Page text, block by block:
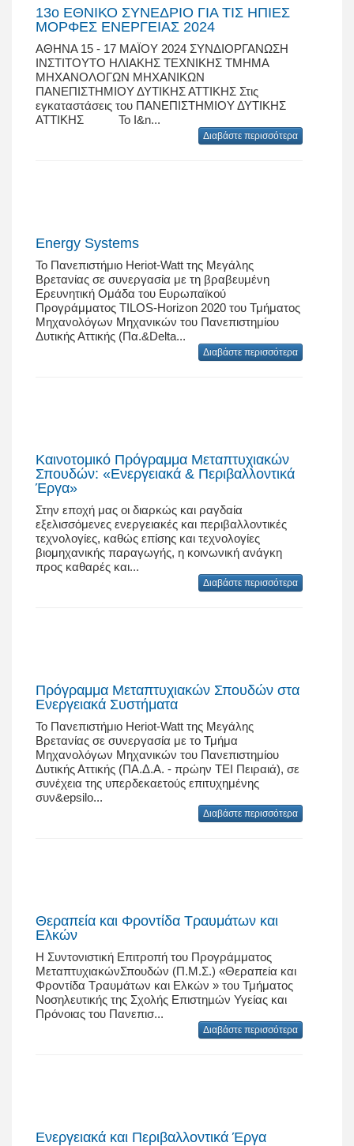
13ο ΕΘΝΙΚΟ ΣΥΝΕΔΡΙΟ ΓΙΑ ΤΙΣ ΗΠΙΕΣ
ΜΟΡΦΕΣ ΕΝΕΡΓΕΙΑΣ 2024
ΑΘΗΝΑ 15 - 17 ΜΑΪΟΥ 2024 ΣΥΝΔΙΟΡΓΑΝΩΣΗ
ΙΝΣΤΙΤΟΥΤΟ ΗΛΙΑΚΗΣ ΤΕΧΝΙΚΗΣ ΤΜΗΜΑ
ΜΗΧΑΝΟΛΟΓΩΝ ΜΗΧΑΝΙΚΩΝ
ΠΑΝΕΠΙΣΤΗΜΙΟΥ ΔΥΤΙΚΗΣ ΑΤΤΙΚΗΣ Στις
εγκαταστάσεις του ΠΑΝΕΠΙΣΤΗΜΙΟΥ ΔΥΤΙΚΗΣ
ΑΤΤΙΚΗΣ Το Ι&n...
Διαβάστε περισσότερα
Energy Systems
Το Πανεπιστήμιο Heriot-Watt της Μεγάλης
Βρετανίας σε συνεργασία με τη βραβευμένη
Ερευνητική Ομάδα του Ευρωπαϊκού
Προγράμματος TILOS-Horizon 2020 του Τμήματος
Μηχανολόγων Μηχανικών του Πανεπιστημίου
Δυτικής Αττικής (Πα.&Delta...
Διαβάστε περισσότερα
Καινοτομικό Πρόγραμμα Μεταπτυχιακών
Σπουδών: «Ενεργειακά & Περιβαλλοντικά
Έργα»
Στην εποχή μας οι διαρκώς και ραγδαία
εξελισσόμενες ενεργειακές και περιβαλλοντικές
τεχνολογίες, καθώς επίσης και τεχνολογίες
βιομηχανικής παραγωγής, η κοινωνική ανάγκη
προς καθαρές και...
Διαβάστε περισσότερα
Πρόγραμμα Μεταπτυχιακών Σπουδών στα
Ενεργειακά Συστήματα
Το Πανεπιστήμιο Heriot-Watt της Μεγάλης
Βρετανίας σε συνεργασία με το Τμήμα
Μηχανολόγων Μηχανικών του Πανεπιστημίου
Δυτικής Αττικής (ΠΑ.Δ.Α. - πρώην ΤΕΙ Πειραιά), σε
συνέχεια της υπερδεκαετούς επιτυχημένης
συν&epsilo...
Διαβάστε περισσότερα
Θεραπεία και Φροντίδα Τραυμάτων και
Ελκών
Η Συντονιστική Επιτροπή του Προγράµματος
ΜεταπτυχιακώνΣπουδών (Π.Μ.Σ.) «Θεραπεία και
Φροντίδα Τραυμάτων και Ελκών » του Τμήματος
Νοσηλευτικής της Σχολής Επιστηµών Υγείας και
Πρόνοιας του Πανεπισ...
Διαβάστε περισσότερα
Ενεργειακά και Περιβαλλοντικά Έργα